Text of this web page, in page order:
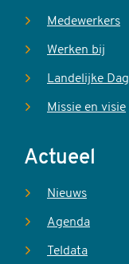
Medewerkers
Werken bij
Landelijke Dag
Missie en visie
Actueel
Nieuws
Agenda
Teldata